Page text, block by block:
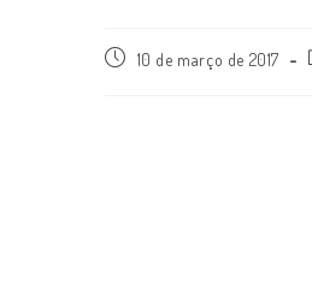
10 de março de 2017